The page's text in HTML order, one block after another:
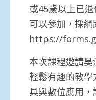
或45歲以上已
可以參加，採
https://
本次課程邀請
輕鬆有趣的教
具與數位應用